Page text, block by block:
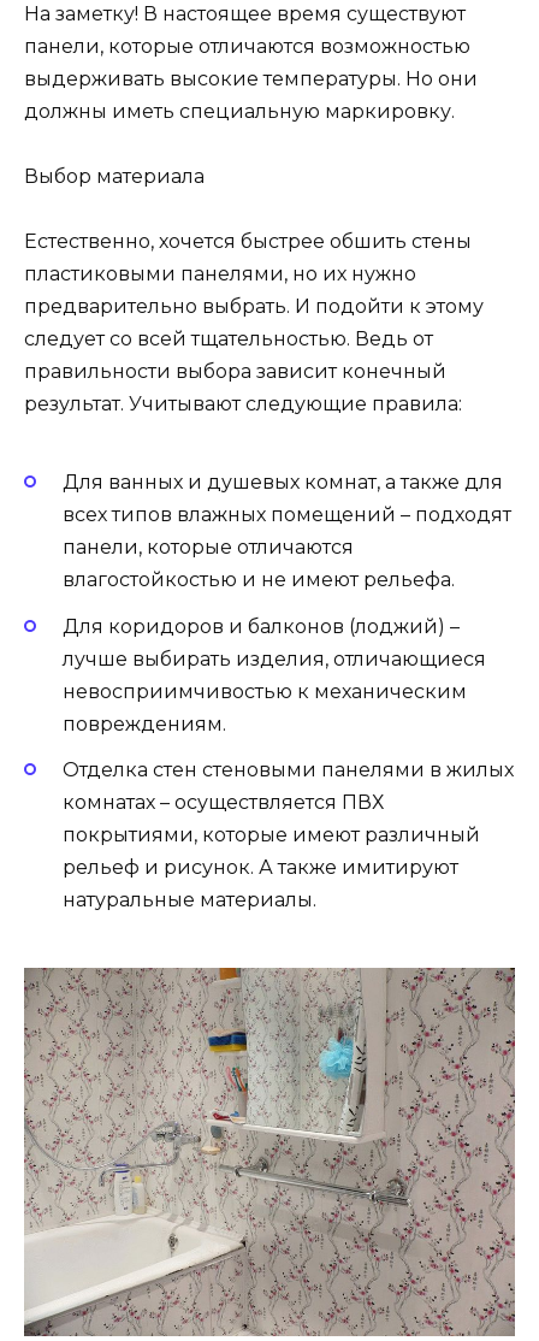
На заметку! В настоящее время существуют
панели, которые отличаются возможностью
выдерживать высокие температуры. Но они
должны иметь специальную маркировку.
Выбор материала
Естественно, хочется быстрее обшить стены
пластиковыми панелями, но их нужно
предварительно выбрать. И подойти к этому
следует со всей тщательностью. Ведь от
правильности выбора зависит конечный
результат. Учитывают следующие правила:
Для ванных и душевых комнат, а также для
всех типов влажных помещений – подходят
панели, которые отличаются
влагостойкостью и не имеют рельефа.
Для коридоров и балконов (лоджий) –
лучше выбирать изделия, отличающиеся
невосприимчивостью к механическим
повреждениям.
Отделка стен стеновыми панелями в жилых
комнатах – осуществляется ПВХ
покрытиями, которые имеют различный
рельеф и рисунок. А также имитируют
натуральные материалы.